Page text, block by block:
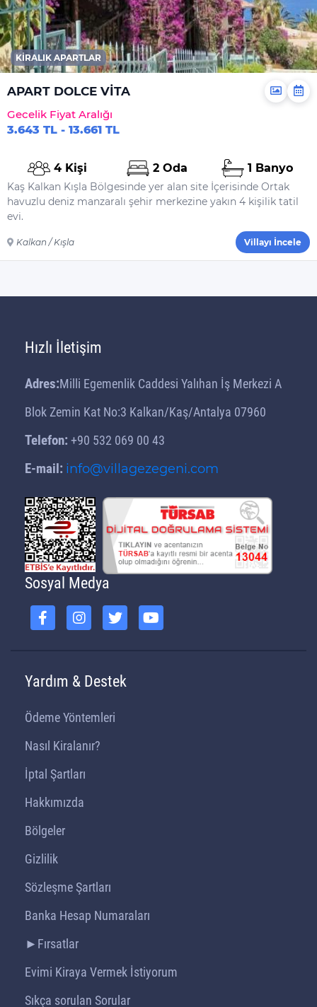
KIRALIK APARTLAR
APART DOLCE VİTA
Gecelik Fiyat Aralığı
3.643 TL - 13.661 TL
4 Kişi 2 Oda 1 Banyo
Kaş Kalkan Kışla Bölgesinde yer alan site İçerisinde Ortak
havuzlu deniz manzaralı şehir merkezine yakın 4 kişilik tatil
evi.
Kalkan / Kışla Villayı İncele
Hızlı İletişim
Adres:Milli Egemenlik Caddesi Yalıhan İş Merkezi A
Blok Zemin Kat No:3 Kalkan/Kaş/Antalya 07960
Telefon: +90 532 069 00 43
E-mail: info@villagezegeni.com
Sosyal Medya
Yardım & Destek
Ödeme Yöntemleri
Nasıl Kiralanır?
İptal Şartları
Hakkımızda
Bölgeler
Gizlilik
Sözleşme Şartları
Banka Hesap Numaraları
►Fırsatlar
Evimi Kiraya Vermek İstiyorum
Sıkça sorulan Sorular